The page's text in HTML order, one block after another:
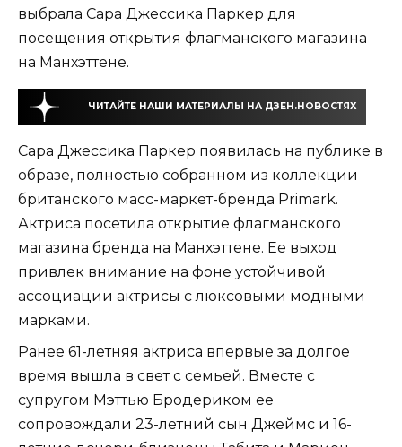
выбрала Сара Джессика Паркер для
посещения открытия флагманского магазина
на Манхэттене.
ЧИТАЙТЕ НАШИ МАТЕРИАЛЫ НА ДЗЕН.НОВОСТЯХ
Сара Джессика Паркер появилась на публике в
образе, полностью собранном из коллекции
британского масс-маркет-бренда Primark.
Актриса посетила открытие флагманского
магазина бренда на Манхэттене. Ее выход
привлек внимание на фоне устойчивой
ассоциации актрисы с люксовыми модными
марками.
Ранее 61-летняя актриса впервые за долгое
время вышла в свет с семьей. Вместе с
супругом Мэттью Бродериком ее
сопровождали 23-летний сын Джеймс и 16-